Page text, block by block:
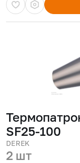
SF25-100
DEREK
2 шт